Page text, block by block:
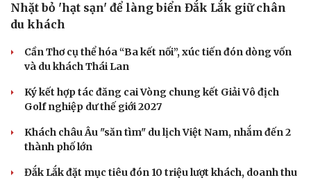
Văn hóa
Văn học
Âm nhạc
Di sản
Thời trang
Nhặt bỏ 'hạt sạn' để làng biển Đắk Lắk giữ chân
du khách
Cần Thơ cụ thể hóa “Ba kết nối”, xúc tiến đón dòng vốn
và du khách Thái Lan
Ký kết hợp tác đăng cai Vòng chung kết Giải Vô địch
Golf nghiệp dư thế giới 2027
Khách châu Âu "săn tìm" du lịch Việt Nam, nhắm đến 2
thành phố lớn
Đắk Lắk đặt mục tiêu đón 10 triệu lượt khách, doanh thu